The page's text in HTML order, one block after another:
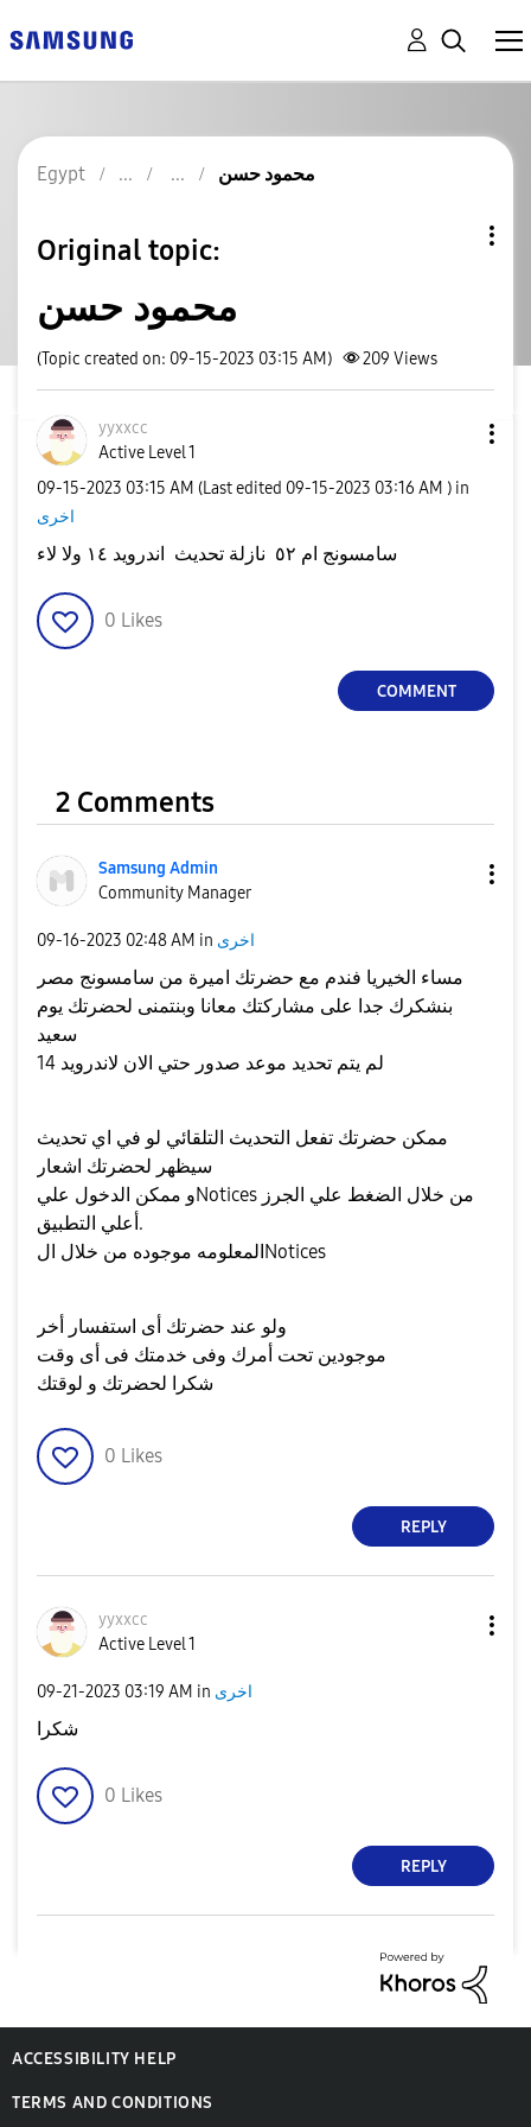
Egypt محمود حسن
Original topic:
محمود حسن
(Topic created on: 09-15-2023 03:15 AM) 209 Views
yyxxcc
Active Level 1
‎09-15-2023 03:15 AM (Last edited ‎09-15-2023 03:16 AM ) in
اخرى
سامسونج ام ٥٢ نازلة تحديث اندرويد ١٤ ولا لاء
0 Likes
COMMENT
2 Comments
Samsung Admin
Community Manager
‎09-16-2023 02:48 AM in اخرى
مساء الخيريا فندم مع حضرتك اميرة من سامسونج مصر
بنشكرك جدا على مشاركتك معانا وبنتمنى لحضرتك يوم
سعيد
لم يتم تحديد موعد صدور حتي الان لاندرويد 14
ممكن حضرتك تفعل التحديث التلقائي لو في اي تحديث
سيظهر لحضرتك اشعار
و ممكن الدخول عليNotices من خلال الضغط علي الجرز
أعلي التطبيق.
المعلومه موجوده من خلال الNotices
ولو عند حضرتك أى استفسار أخر
موجودين تحت أمرك وفى خدمتك فى أى وقت
شكرا لحضرتك و لوقتك
0 Likes
REPLY
yyxxcc
Active Level 1
‎09-21-2023 03:19 AM in اخرى
شكرا
0 Likes
REPLY
ACCESSIBILITY HELP
TERMS AND CONDITIONS